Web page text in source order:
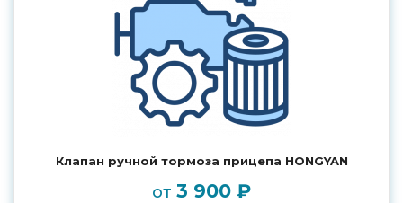
Клапан ручной тормоза прицепа HONGYAN
от 3 900 ₽